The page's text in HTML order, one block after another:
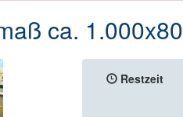
ca.
Restzeit